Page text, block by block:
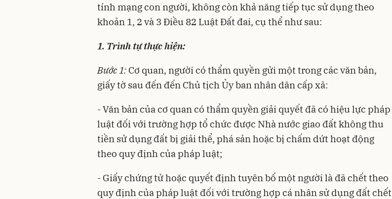
tính mạng con người, không còn khả năng tiếp tục sử dụng theo
khoản 1, 2 và 3 Điều 82 Luật Đất đai, cụ thể như sau:
1. Trình tự thực hiện:
Bước 1: Cơ quan, người có thẩm quyền gửi một trong các văn bản,
giấy tờ sau đến đến Chủ tịch Ủy ban nhân dân cấp xã:
- Văn bản của cơ quan có thẩm quyền giải quyết đã có hiệu lực pháp
luật đối với trường hợp tổ chức được Nhà nước giao đất không thu
tiền sử dụng đất bị giải thể, phá sản hoặc bị chấm dứt hoạt động
theo quy định của pháp luật;
- Giấy chứng tử hoặc quyết định tuyên bố một người là đã chết theo
quy định của pháp luật đối với trường hợp cá nhân sử dụng đất chết